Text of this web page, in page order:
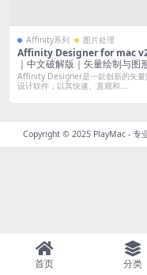
Affinity系列 图片处理
Affinity Designer for mac
｜中文破解版｜矢量绘制与图
作工具
Affinity Designer是一款创新的矢量
设计软件，以其快速、直观和...
Copyright © 2025 PlayMac - 专
首页 分类